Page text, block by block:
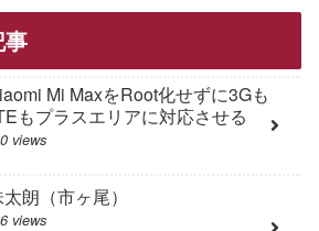
Mi MaxをRoot化せずに3Gも
もプラスエリアに対応させる
views
朗（市ヶ尾）
views